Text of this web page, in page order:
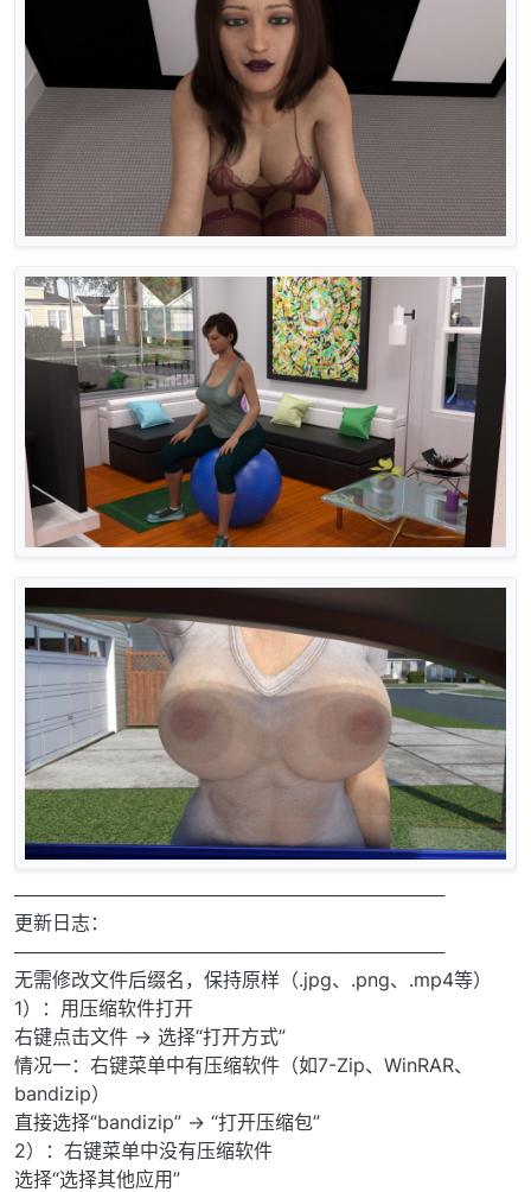
─────────────────────────────────
更新日志：
─────────────────────────────────
无需修改文件后缀名，保持原样（.jpg、.png、.mp4等）
1）：用压缩软件打开
右键点击文件 → 选择“打开方式”
情况一：右键菜单中有压缩软件（如7-Zip、WinRAR、
bandizip）
直接选择“bandizip” → “打开压缩包”
2）：右键菜单中没有压缩软件
选择“选择其他应用”